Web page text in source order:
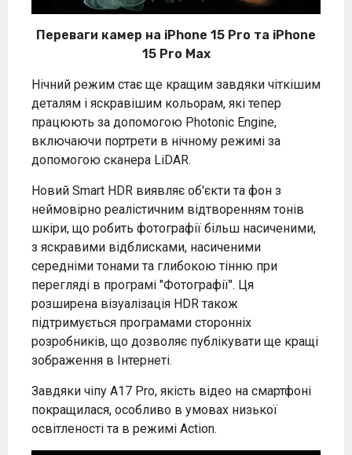
Переваги камер на iPhone 15 Pro та iPhone
15 Pro Max
Нічний режим стає ще кращим завдяки чіткішим
деталям і яскравішим кольорам, які тепер
працюють за допомогою Photonic Engine,
включаючи портрети в нічному режимі за
допомогою сканера LiDAR.
Новий Smart HDR виявляє об'єкти та фон з
неймовірно реалістичним відтворенням тонів
шкіри, що робить фотографії більш насиченими,
з яскравими відблисками, насиченими
середніми тонами та глибокою тінню при
перегляді в програмі "Фотографії". Ця
розширена візуалізація HDR також
підтримується програмами сторонніх
розробників, що дозволяє публікувати ще кращі
зображення в Інтернеті.
Завдяки чіпу A17 Pro, якість відео на смартфоні
покращилася, особливо в умовах низької
освітленості та в режимі Action.